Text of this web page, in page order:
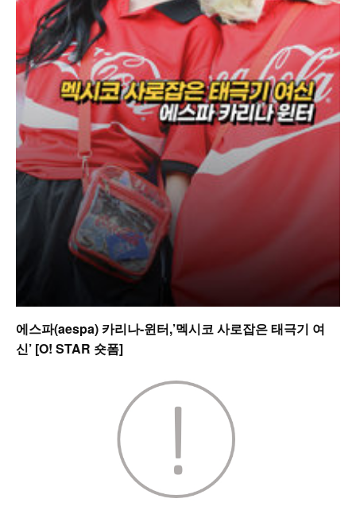
에스파(aespa) 카리나-윈터,’멕시코 사로잡은 태극기 여
신’ [O! STAR 숏폼]